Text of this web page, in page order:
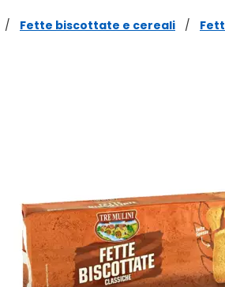
/ Fette biscottate e cereali /